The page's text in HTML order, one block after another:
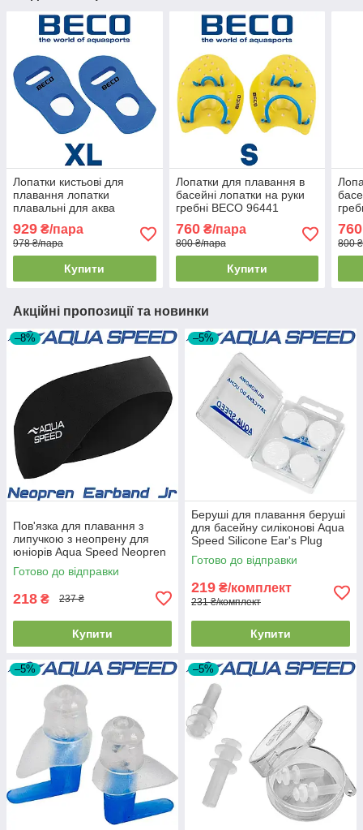
Лопатки кистьові для
плавання лопатки
плавальні для аква
розмір XL (28,5x16x1,7см)
929 ₴/пара
978 ₴/пара
Купити
Лопатки для плавання в
басейні лопатки на руки
гребні BECO 96441
14,5 см
760₴/пара
800 ₴/пара
Купити
760
800
Акційні пропозиції та новинки
–8%
Пов'язка для плавання з
липучкою з неопрену для
юніорів Aqua Speed Neopren
Earband Jr чорна
Готово до відправки
218 ₴ 237 ₴
Купити
–5%
Беруші для плавання беруші
для басейну силіконові Aqua
Speed Silicone Ear's Plug
прозорі (4шт.)
Готово до відправки
219 ₴/комплект
231 ₴/комплект
Купити
–5% –5%